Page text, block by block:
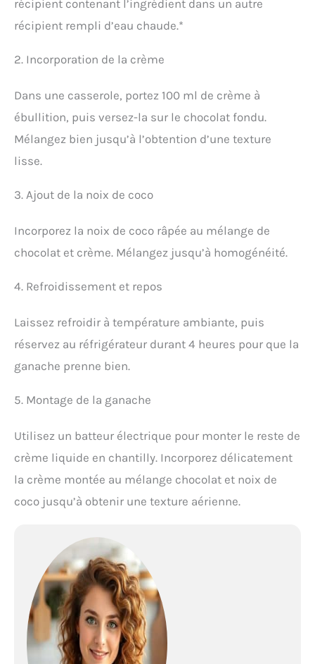
récipient contenant l’ingrédient dans un autre
récipient rempli d’eau chaude.*
2. Incorporation de la crème
Dans une casserole, portez 100 ml de crème à
ébullition, puis versez-la sur le chocolat fondu.
Mélangez bien jusqu’à l’obtention d’une texture
lisse.
3. Ajout de la noix de coco
Incorporez la noix de coco râpée au mélange de
chocolat et crème. Mélangez jusqu’à homogénéité.
4. Refroidissement et repos
Laissez refroidir à température ambiante, puis
réservez au réfrigérateur durant 4 heures pour que la
ganache prenne bien.
5. Montage de la ganache
Utilisez un batteur électrique pour monter le reste de
crème liquide en chantilly. Incorporez délicatement
la crème montée au mélange chocolat et noix de
coco jusqu’à obtenir une texture aérienne.